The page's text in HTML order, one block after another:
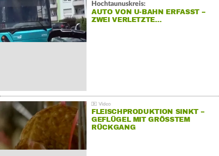
Hochtaunuskreis:
AUTO VON U-BAHN ERFASST –
ZWEI VERLETZTE…
FLEISCHPRODUKTION SINKT –
GEFLÜGEL MIT GRÖSSTEM R
ÜCKGANG